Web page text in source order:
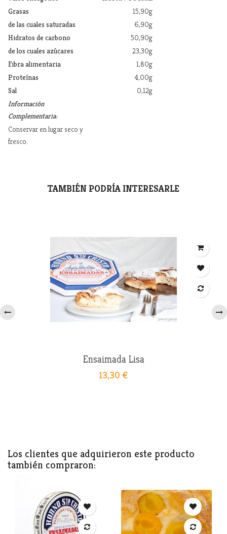
Grasas
15,90g
de las cuales saturadas
6,90g
Hidratos de carbono
50,90g
de los cuales azúcares
23,30g
Fibra alimentaria
1,80g
Proteínas
4,00g
Sal
0,12g
Información
Complementaria:
Conservar en lugar seco y
fresco.
TAMBIÉN PODRÍA INTERESARLE
Ensaimada Lisa
13,30 €
Los clientes que adquirieron este producto
también compraron: